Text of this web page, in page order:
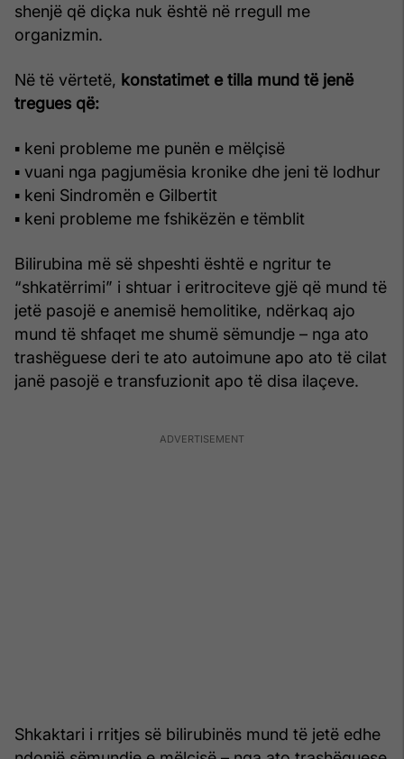
shenjë që diçka nuk është në rregull me
organizmin.
Në të vërtetë, konstatimet e tilla mund të jenë
tregues që:
▪ keni probleme me punën e mëlçisë
▪ vuani nga pagjumësia kronike dhe jeni të lodhur
▪ keni Sindromën e Gilbertit
▪ keni probleme me fshikëzën e tëmblit
Bilirubina më së shpeshti është e ngritur te
“shkatërrimi” i shtuar i eritrociteve gjë që mund të
jetë pasojë e anemisë hemolitike, ndërkaq ajo
mund të shfaqet me shumë sëmundje – nga ato
trashëguese deri te ato autoimune apo ato të cilat
janë pasojë e transfuzionit apo të disa ilaçeve.
Shkaktari i rritjes së bilirubinës mund të jetë edhe